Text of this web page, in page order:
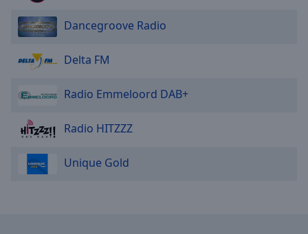
Dancegroove Radio
Delta FM
Radio Emmeloord DAB+
Radio HITZZZ
Unique Gold